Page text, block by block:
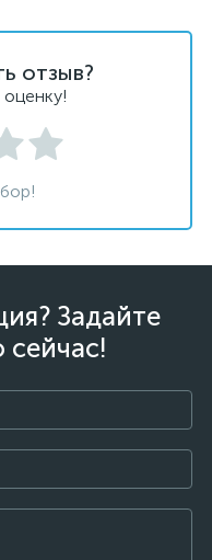
отзыв?
Задайте
сейчас!